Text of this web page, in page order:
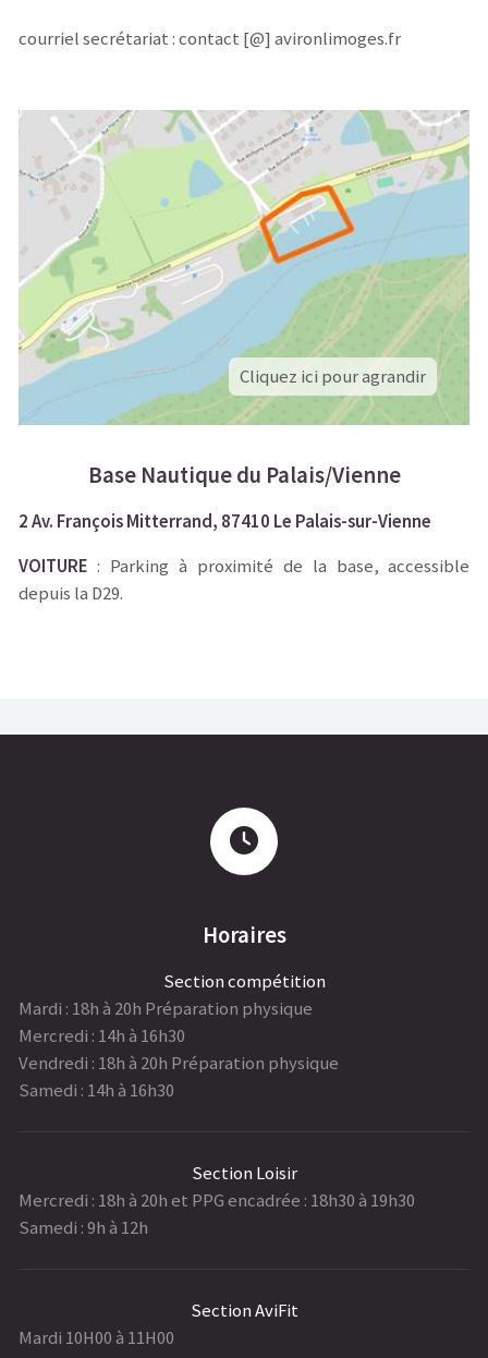
courriel secrétariat : contact [@] avironlimoges.fr
Cliquez ici pour agrandir
Base Nautique du Palais/Vienne
2 Av. François Mitterrand, 87410 Le Palais-sur-Vienne
VOITURE : Parking à proximité de la base, accessible
depuis la D29.
Horaires
Section compétition
Mardi : 18h à 20h Préparation physique
Mercredi : 14h à 16h30
Vendredi : 18h à 20h Préparation physique
Samedi : 14h à 16h30
Section Loisir
Mercredi : 18h à 20h et PPG encadrée : 18h30 à 19h30
Samedi : 9h à 12h
Section AviFit
Mardi 10H00 à 11H00